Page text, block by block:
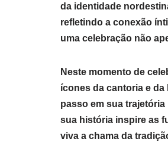
da identidade
refletindo a conexão
uma celebração não
Neste momento de
ícones da cantoria e
passo em sua
sua história inspire as
viva a chama da